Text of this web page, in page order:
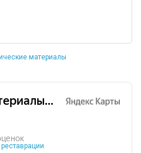
материалы